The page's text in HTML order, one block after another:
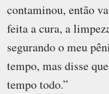
contaminou, então
feita a cura, a
segurando o meu
tempo, mas disse
tempo todo.”